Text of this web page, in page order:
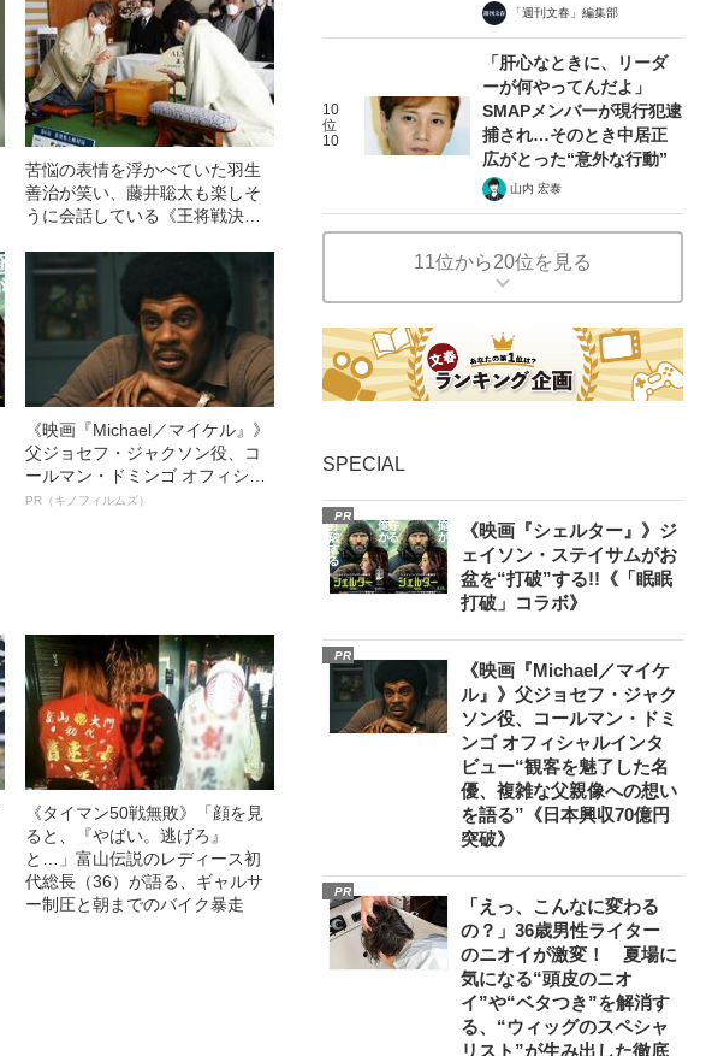
苦悩の表情を浮かべていた羽生
善治が笑い、藤井聡太も楽しそ
うに会話している《王将戦決着
《映画『Michael／マイケル』》
父ジョセフ・ジャクソン役、コ
ールマン・ドミンゴ オフィシャ
ルインタビュー“観客を魅了した
PR（キノフィルムズ）
《タイマン50戦無敗》「顔を見
ると、『やばい。逃げろ』
と…」富山伝説のレディース初
代総長（36）が語る、ギャルサ
ー制圧と朝までのバイク暴走
「週刊文春」編集部
10
位
10
「肝心なときに、リーダ
ーが何やってんだよ」
SMAPメンバーが現行犯逮
捕され…そのとき中居正
広がとった“意外な行動”
山内 宏泰
11位から20位を見る
SPECIAL
PR
《映画『シェルター』》ジ
ェイソン・ステイサムがお
盆を“打破”する!!《「眠眠
打破」コラボ》
PR
《映画『Michael／マイケ
ル』》父ジョセフ・ジャク
ソン役、コールマン・ドミ
ンゴ オフィシャルインタ
ビュー“観客を魅了した名
優、複雑な父親像への想い
を語る”《日本興収70億円
突破》
PR
「えっ、こんなに変わる
の？」36歳男性ライター
のニオイが激変！ 夏場に
気になる“頭皮のニオ
イ”や“ベタつき”を解消す
る、“ウィッグのスペシャ
リスト”が生み出した徹底